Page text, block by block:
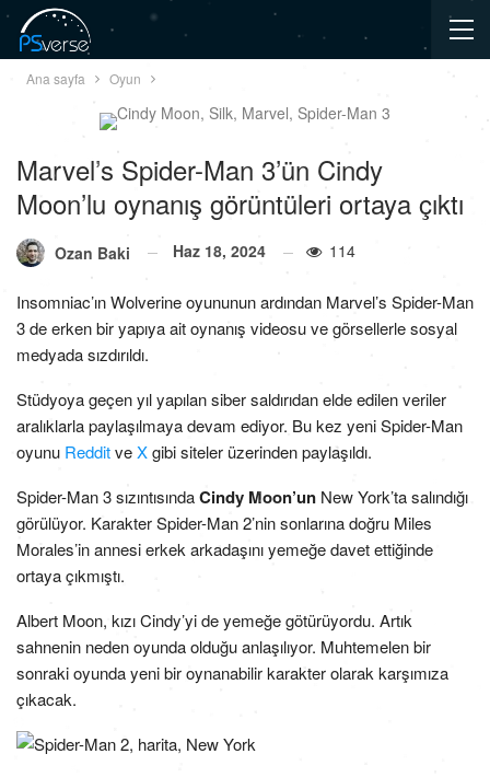
Ana sayfa Oyun
Marvel’s Spider-Man 3’ün Cindy
Moon’lu oynanış görüntüleri ortaya çıktı
Ozan Baki Haz 18, 2024 114
Insomniac’ın Wolverine oyununun ardından Marvel’s Spider-Man
3 de erken bir yapıya ait oynanış videosu ve görsellerle sosyal
medyada sızdırıldı.
Stüdyoya geçen yıl yapılan siber saldırıdan elde edilen veriler
aralıklarla paylaşılmaya devam ediyor. Bu kez yeni Spider-Man
oyunu RedditveXgibi siteler üzerinden paylaşıldı.
Spider-Man 3 sızıntısındaCindy Moon’un New York’ta salındığı
görülüyor. Karakter Spider-Man 2’nin sonlarına doğru Miles
Morales’in annesi erkek arkadaşını yemeğe davet ettiğinde
ortaya çıkmıştı.
Albert Moon, kızı Cindy’yi de yemeğe götürüyordu. Artık
sahnenin neden oyunda olduğu anlaşılıyor. Muhtemelen bir
sonraki oyunda yeni bir oynanabilir karakter olarak karşımıza
çıkacak.